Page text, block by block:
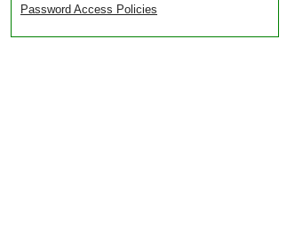
Password Access Policies